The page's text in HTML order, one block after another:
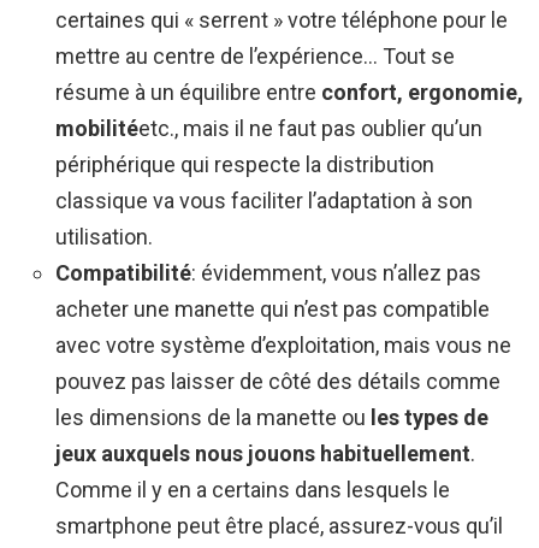
certaines qui « serrent » votre téléphone pour le
mettre au centre de l’expérience… Tout se
résume à un équilibre entre confort, ergonomie,
mobilitéetc., mais il ne faut pas oublier qu’un
périphérique qui respecte la distribution
classique va vous faciliter l’adaptation à son
utilisation.
Compatibilité: évidemment, vous n’allez pas
acheter une manette qui n’est pas compatible
avec votre système d’exploitation, mais vous ne
pouvez pas laisser de côté des détails comme
les dimensions de la manette ou les types de
jeux auxquels nous jouons habituellement.
Comme il y en a certains dans lesquels le
smartphone peut être placé, assurez-vous qu’il